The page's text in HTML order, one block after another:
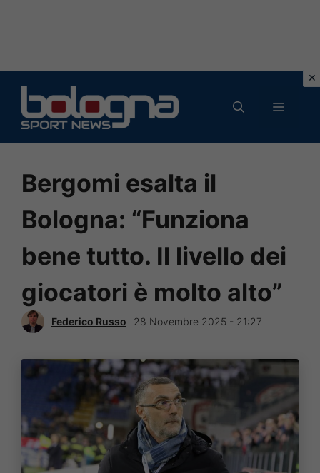
contenuto
MENU
Bergomi esalta il
Bologna: “Funziona
bene tutto. Il livello dei
giocatori è molto alto”
Federico Russo 28 Novembre 2025 - 21:27